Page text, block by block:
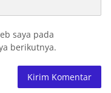
saya pada
berikutnya.